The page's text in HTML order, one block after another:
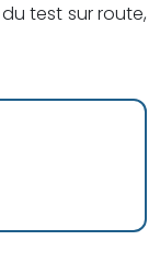
test sur route,